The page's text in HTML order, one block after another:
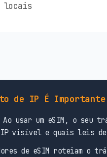
locais
de IP É
Ao usar um eSIM, o seu
IP visível e quais leis
de eSIM roteiam o